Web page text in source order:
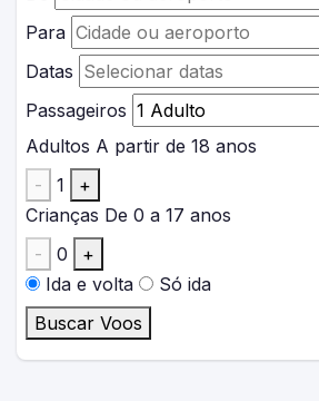
Para
Datas
Passageiros
Adultos A partir de 18 anos
-
1
+
Crianças De 0 a 17 anos
-
0
+
Ida e volta
Só ida
Buscar Voos